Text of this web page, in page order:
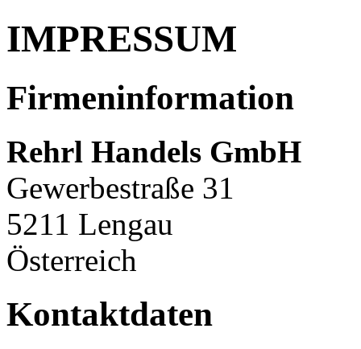
IMPRESSUM
Firmeninformation
Rehrl Handels GmbH
Gewerbestraße 31
5211 Lengau
Österreich
Kontaktdaten